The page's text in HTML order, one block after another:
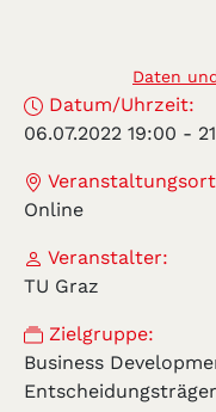
Daten
Datum/Uhrzeit:
06.07.2022 19:00 -
Online
Veranstalter:
TU Graz
Zielgruppe:
Business
Entscheidungsträger